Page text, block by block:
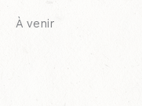
À venir